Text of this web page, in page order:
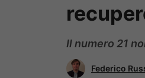
Il numero 21
Federico